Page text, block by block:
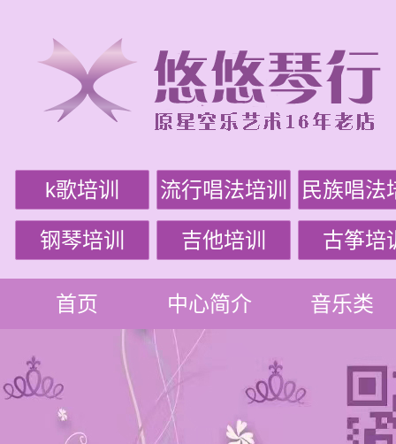
k歌培训 流行唱法培训 民族唱法
钢琴培训 吉他培训 古筝培
首页 中心简介 音乐类